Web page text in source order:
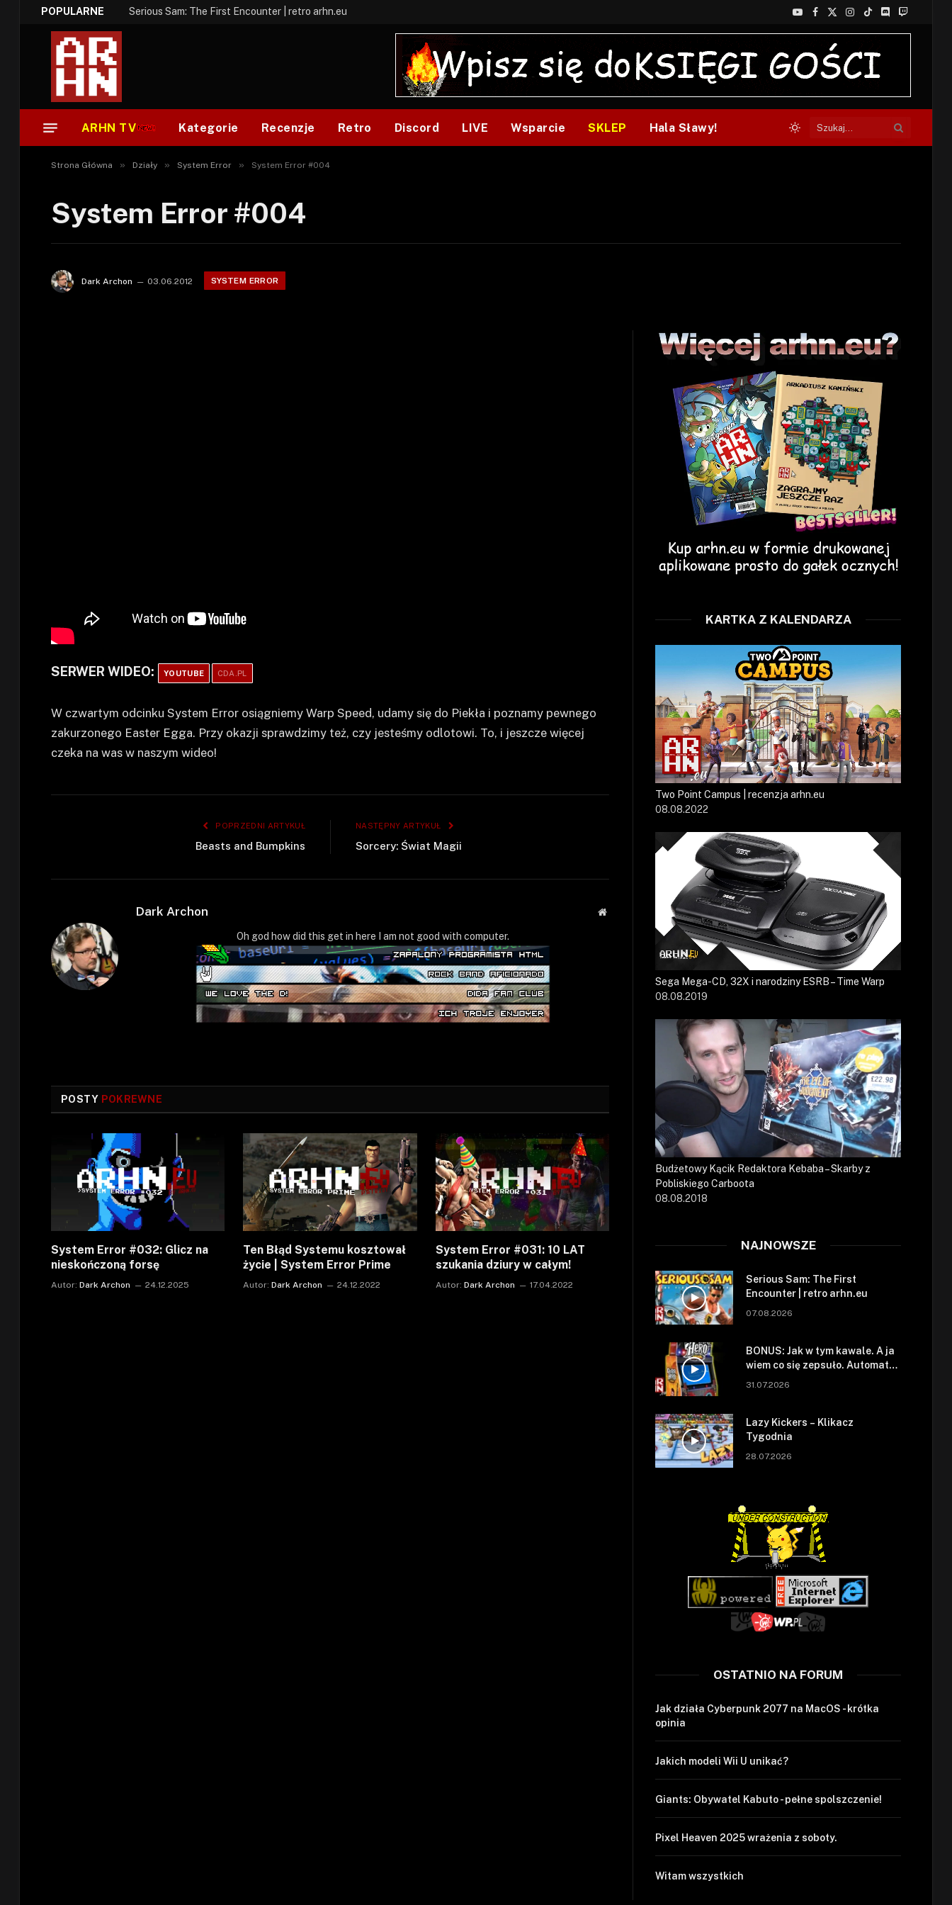
POPULARNE Serious Sam: The First Encounter | retro arhn.eu
YouTube
Facebook
X
(Twitter)
Instagram
TikTokDiscordTwitch
ARHN TV Kategorie Recenzje Retro Discord LIVE Wsparcie SKLEP Hala Sławy!
Strona Główna » Działy » System Error » System Error #004
System Error #004
Dark Archon 03.06.2012 SYSTEM ERROR
SERWER WIDEO: YOUTUBE CDA.PL
W czwartym odcinku System Error osiągniemy Warp Speed, udamy się do Piekła i poznamy pewnego
zakurzonego Easter Egga. Przy okazji sprawdzimy też, czy jesteśmy odlotowi. To, i jeszcze więcej
czeka na was w naszym wideo!
POPRZEDNI ARTYKUŁ
Beasts and Bumpkins
NASTĘPNY ARTYKUŁ
Sorcery: Świat Magii
Dark Archon
Strona
Oh god how did this get in here I am not good with computer.
POSTY POKREWNE
System Error #032: Glicz na
nieskończoną forsę
Autor: Dark Archon 24.12.2025
Ten Błąd Systemu kosztował
życie | System Error Prime
Autor: Dark Archon 24.12.2022
System Error #031: 10 LAT
szukania dziury w całym!
Autor: Dark Archon 17.04.2022
KARTKA Z KALENDARZA
Two Point Campus | recenzja arhn.eu
08.08.2022
Sega Mega-CD, 32X i narodziny ESRB – Time Warp
08.08.2019
Budżetowy Kącik Redaktora Kebaba – Skarby z
Pobliskiego Carboota
08.08.2018
NAJNOWSZE
Serious Sam: The First
Encounter | retro arhn.eu
07.08.2026
BONUS: Jak w tym kawale. A ja
wiem co się zepsuło. Automat
się zepsuł.
31.07.2026
Lazy Kickers – Klikacz
Tygodnia
28.07.2026
OSTATNIO NA FORUM
Jak działa Cyberpunk 2077 na MacOS - krótka
opinia
Jakich modeli Wii U unikać?
Giants: Obywatel Kabuto - pełne spolszczenie!
Pixel Heaven 2025 wrażenia z soboty.
Witam wszystkich